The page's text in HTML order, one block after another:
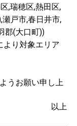
,瑞穂区,熱田区,
戸市,春日井市,
郡(大口町))
より対象エリア
うお願い申し上
以上